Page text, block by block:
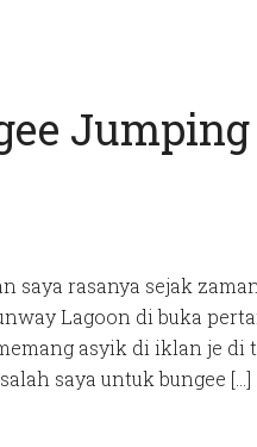
saya rasanya sejak
Lagoon di buka
asyik di iklan je
saya untuk bungee […]